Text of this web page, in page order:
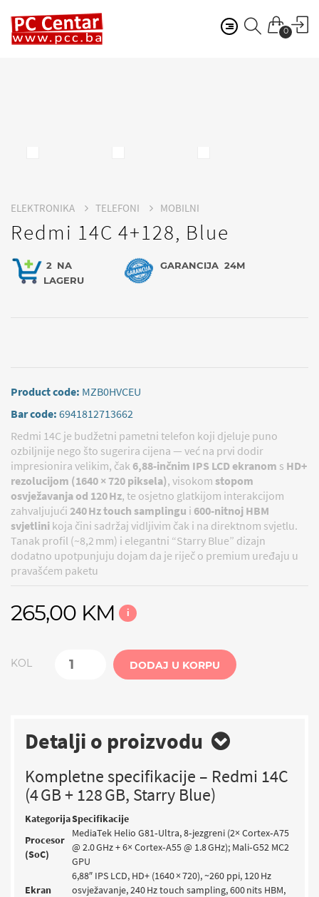
0
ELEKTRONIKA TELEFONI MOBILNI
Redmi 14C 4+128, Blue
2 NA
LAGERU
GARANCIJA 24M
Product code: MZB0HVCEU
Bar code: 6941812713662
Redmi 14C je budžetni pametni telefon koji djeluje puno
ozbiljnije nego što sugerira cijena — već na prvi dodir
impresionira velikim, čak 6,88‑inčnim IPS LCD ekranom s HD+
rezolucijom (1640 × 720 piksela), visokom stopom
osvježavanja od 120 Hz, te osjetno glatkijom interakcijom
zahvaljujući 240 Hz touch samplingu i 600-nitnoj HBM
svjetlini koja čini sadržaj vidljivim čak i na direktnom svjetlu.
Tanak profil (~8,2 mm) i elegantni “Starry Blue” dizajn
dodatno upotpunjuju dojam da je riječ o premium uređaju u
pravašćem paketu
265,00 KM i
KOL DODAJ U KORPU
Detalji o proizvodu
Kompletne specifikacije – Redmi 14C
(4 GB + 128 GB, Starry Blue)
KategorijaSpecifikacije
Procesor
(SoC)
MediaTek Helio G81‑Ultra, 8‑jezgreni (2× Cortex‑A75
@ 2.0 GHz + 6× Cortex‑A55 @ 1.8 GHz); Mali‑G52 MC2
GPU
Ekran
6,88″ IPS LCD, HD+ (1640 × 720), ~260 ppi, 120 Hz
osvježavanje, 240 Hz touch sampling, 600 nits HBM,